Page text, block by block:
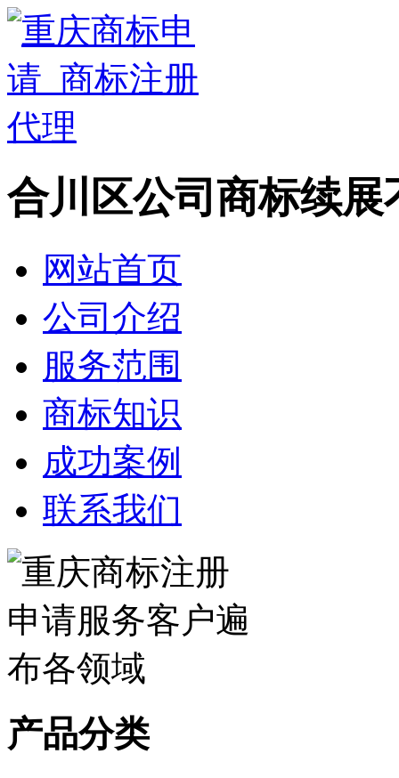
合川区公司商标续
网站首页
公司介绍
服务范围
商标知识
成功案例
联系我们
产品分类